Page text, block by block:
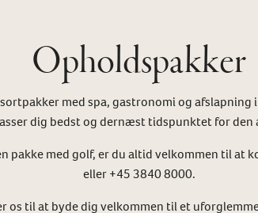
Opholdspakker
med spa, gastronomi og afslapning
dig bedst og dernæst tidspunktet for
pakke med golf, er du altid velkommen til at
eller +45 3840 8000.
os til at byde dig velkommen til et